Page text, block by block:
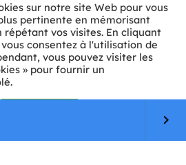
keyboard_arrow_right
?
sur notre site Web pour vous
pertinente en mémorisant
répétant vos visites. En cliquant
consentez à l'utilisation de
vous pouvez visiter les
» pour fournir un